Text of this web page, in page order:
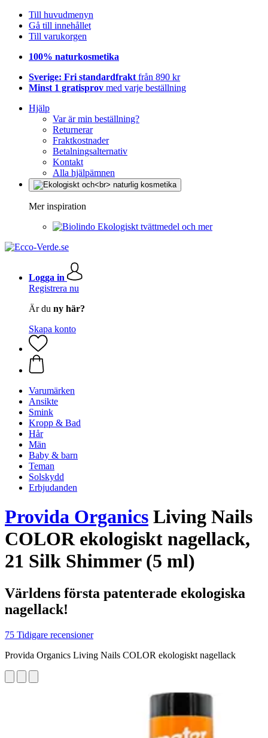
Till huvudmenyn
Gå till innehållet
Till varukorgen
100% naturkosmetika
Sverige: Fri standardfrakt från 890 kr
Minst 1 gratisprov med varje beställning
Hjälp
Var är min beställning?
Returnerar
Fraktkostnader
Betalningsalternativ
Kontakt
Alla hjälpämnen
Mer inspiration
Ekologiskt tvättmedel och mer
Logga in
Registrera nu
Är du ny här?
Skapa konto
Varumärken
Ansikte
Smink
Kropp & Bad
Hår
Män
Baby & barn
Teman
Solskydd
Erbjudanden
Provida Organics Living Nails
COLOR ekologiskt nagellack,
21 Silk Shimmer (5 ml)
Världens första patenterade ekologiska
nagellack!
75 Tidigare recensioner
Provida Organics Living Nails COLOR ekologiskt nagellack